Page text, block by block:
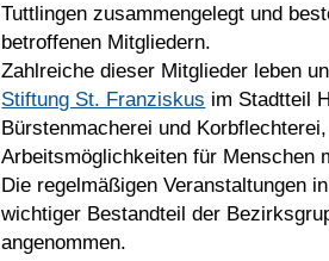
Tuttlingen zusammengelegt und
betroffenen Mitgliedern.
Zahlreiche dieser Mitglieder leben
Stiftung St. Franziskus im Stadtteil
Bürstenmacherei und
Arbeitsmöglichkeiten für Menschen
Die regelmäßigen Veranstaltungen
wichtiger Bestandteil der
angenommen.